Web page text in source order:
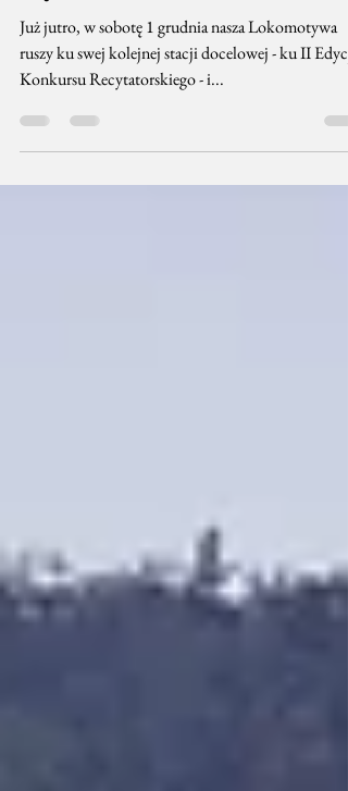
Wspominamy I Edycję Konkursu
Recytatorskiego Lokomotywy -
część trzecia
Już jutro, w sobotę 1 grudnia nasza Lokomotywa
ruszy ku swej kolejnej stacji docelowej - ku II Edycji